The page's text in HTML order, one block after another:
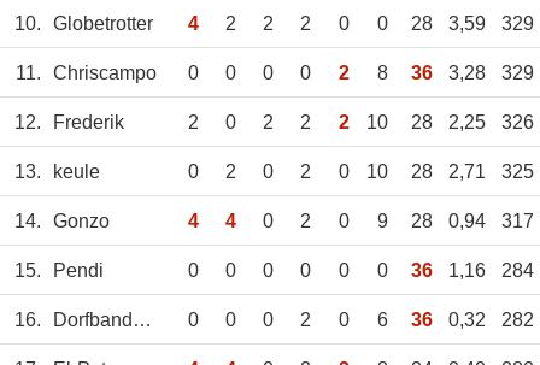
10. Globetrotter 4 2 2 2 0 0 28 3,59 329
11. Chriscampo 0 0 0 0 2 8 36 3,28 329
12. Frederik 2 0 2 2 2 10 28 2,25 326
13. keule 0 2 0 2 0 10 28 2,71 325
14. Gonzo 4 4 0 2 0 9 28 0,94 317
15. Pendi 0 0 0 0 0 0 36 1,16 284
16. Dorfbandenboss 0 0 0 2 0 6 36 0,32 282